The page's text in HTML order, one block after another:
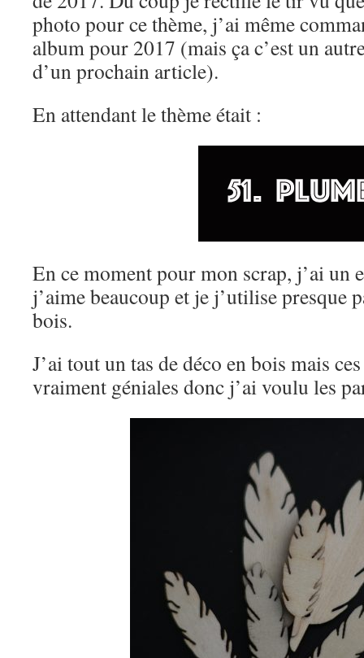
photo pour ce thème, j’ai même
album pour 2017 (mais ça c’est un
d’un prochain article).
En attendant le thème était :
En ce moment pour mon scrap, j’ai un
j’aime beaucoup et je j’utilise
bois.
J’ai tout un tas de déco en bois mais
vraiment géniales donc j’ai voulu les